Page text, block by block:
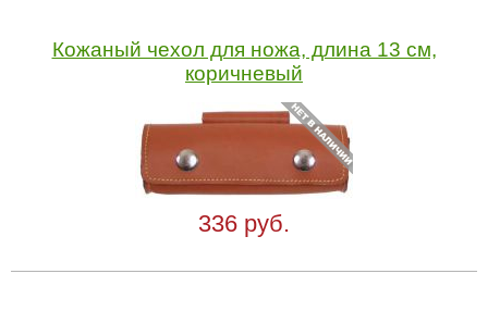
Кожаный чехол для ножа, длина 13 см,
коричневый
336 руб.